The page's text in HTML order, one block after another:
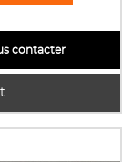
contacter